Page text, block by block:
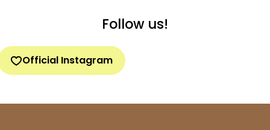
Follow us!
Official Instagram